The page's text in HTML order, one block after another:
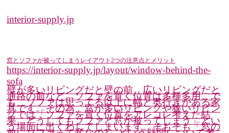
interior-supply.jp
窓とソファが被ってしまうレイアウト2つの注意点とメリット
https://interior-supply.jp/layout/window-behind-the-
sofa
壁が多いリビングだと壁の前、広いリビングだと
通路の前など、ソファを置く位置は多種多用。で
も、ソファは思ってる以上に幅と奥行きがある家
具です。その為、窓が多いリビングや狭いリビン
グでは「ソファを置く位置をアレコレ考えた結
果、どうしてもソファと窓が被ってしまう」とい
う場面に出くわしてしまいます。そもそも「窓の